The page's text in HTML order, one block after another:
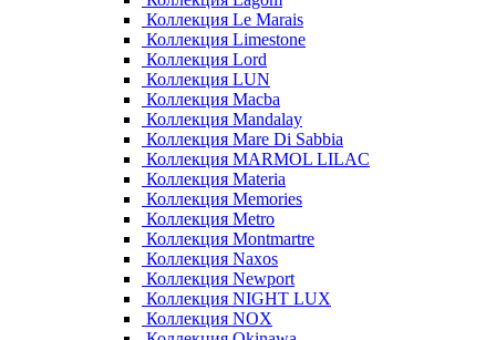
Коллекция Le Marais
Коллекция Limestone
Коллекция Lord
Коллекция LUN
Коллекция Macba
Коллекция Mandalay
Коллекция Mare Di Sabbia
Коллекция MARMOL LILAC
Коллекция Materia
Коллекция Memories
Коллекция Metro
Коллекция Montmartre
Коллекция Naxos
Коллекция Newport
Коллекция NIGHT LUX
Коллекция NOX